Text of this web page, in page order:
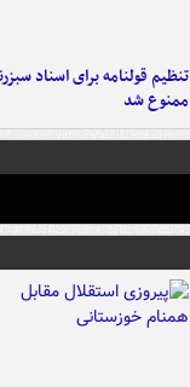
تنظیم قولنامه برای اسناد
ممنوع شد